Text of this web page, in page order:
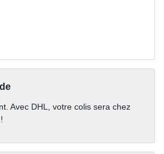
Avec DHL, votre colis sera chez